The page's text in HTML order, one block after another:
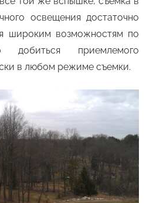
освещения достаточно
широким возможностям по
добиться приемлемого
в любом режиме съемки.